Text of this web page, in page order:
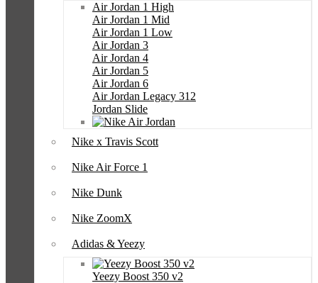
Air Jordan 1 High
Air Jordan 1 Mid
Air Jordan 1 Low
Air Jordan 3
Air Jordan 4
Air Jordan 5
Air Jordan 6
Air Jordan Legacy 312
Jordan Slide
Nike x Travis Scott
Nike Air Force 1
Nike Dunk
Nike ZoomX
Adidas & Yeezy
Yeezy Boost 350 v2